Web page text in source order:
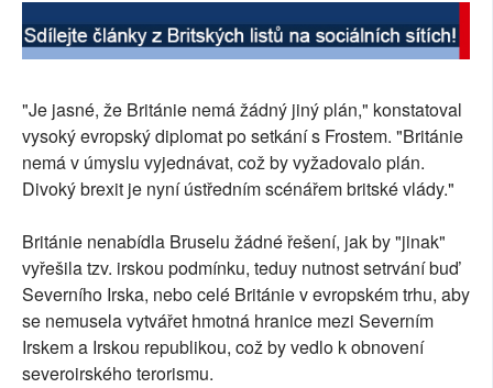
"Je jasné, že Británie nemá žádný jiný plán," konstatoval
vysoký evropský diplomat po setkání s Frostem. "Británie
nemá v úmyslu vyjednávat, což by vyžadovalo plán.
Divoký brexit je nyní ústředním scénářem britské vlády."
Británie nenabídla Bruselu žádné řešení, jak by "jinak"
vyřešila tzv. irskou podmínku, teduy nutnost setrvání buď
Severního Irska, nebo celé Británie v evropském trhu, aby
se nemusela vytvářet hmotná hranice mezi Severním
Irskem a Irskou republikou, což by vedlo k obnovení
severoirského terorismu.